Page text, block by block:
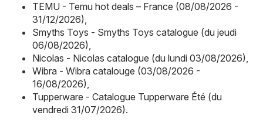
TEMU - Temu hot deals – France (08/08/2026 -
31/12/2026),
Smyths Toys - Smyths Toys catalogue (du jeudi
06/08/2026),
Nicolas - Nicolas catalogue (du lundi 03/08/2026),
Wibra - Wibra catalouge (03/08/2026 -
16/08/2026),
Tupperware - Catalogue Tupperware Été (du
vendredi 31/07/2026).